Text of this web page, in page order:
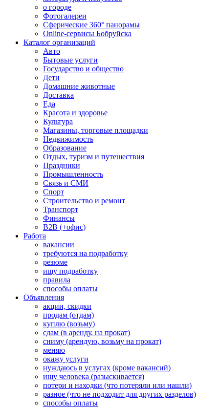
о городе
Фотогалереи
Сферические 360° панорамы
Online-сервисы Бобруйска
Каталог организаций
Авто
Бытовые услуги
Государство и общество
Дети
Домашние животные
Доставка
Еда
Красота и здоровье
Культура
Магазины, торговые площадки
Недвижимость
Образование
Отдых, туризм и путешествия
Праздники
Промышленность
Связь и СМИ
Спорт
Строительство и ремонт
Транспорт
Финансы
B2B (+офис)
Работа
вакансии
требуются на подработку
резюме
ищу подработку
правила
способы оплаты
Объявления
акции, скидки
продам (отдам)
куплю (возьму)
сдам (в аренду, на прокат)
сниму (арендую, возьму на прокат)
меняю
окажу услуги
нуждаюсь в услугах (кроме вакансий)
ищу человека (разыскивается)
потери и находки (что потеряли или нашли)
разное (что не подходит для других разделов)
способы оплаты